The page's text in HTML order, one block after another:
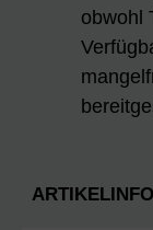
obwohl